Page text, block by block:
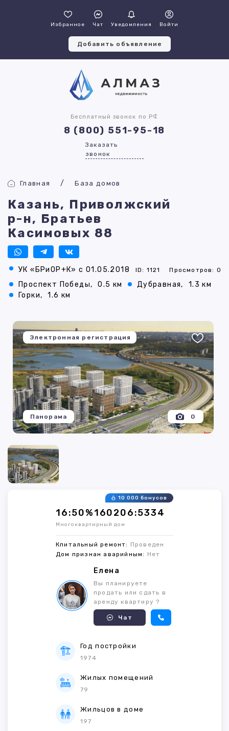
Избранное Чат Уведомления Войти
Добавить объявление
Бесплатный звонок по РФ
8 (800) 551-95-18
Заказать
звонок
Главная База домов
Казань, Приволжский
р-н, Братьев
Касимовых 88
УК «БРиОР+К» с 01.05.2018 ID: 1121 Просмотров: 0
Проспект Победы, 0.5 км Дубравная,
1.3 км
Горки,
1.6 км
Электронная регистрация
0
Панорама
16:50%160206:5334
10 000 бонусов
Многоквартирный дом
Кпитальный ремонт: Проведен
Дом признан аварийным: Нет
Елена
Вы планируете
продать или сдать в
аренду квартиру ?
Чат
Год постройки
1974
Жилых помещений
79
Жильцов в доме
197